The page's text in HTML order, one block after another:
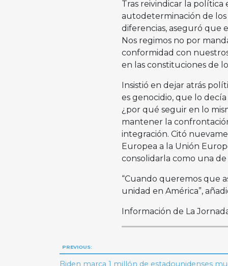
Tras reivindicar la política
autodeterminación de
diferencias, aseguró que
Nos regimos no por
conformidad con
en las constituciones de
Insistió en dejar atrás
es genocidio, que lo
¿por qué seguir en lo
mantener la
integración. Citó
Europea a la Unión
consolidarla como una
“Cuando queremos que
unidad en América”,
Información de La
Navegación
PREVIOUS:
Biden marca 1 millón de estadounidenses